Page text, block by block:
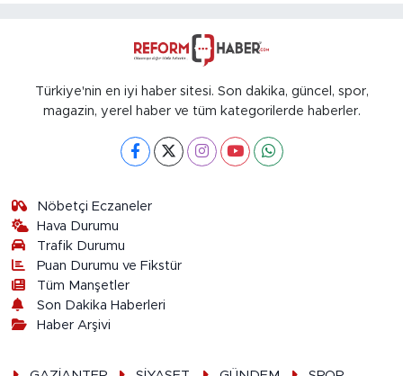
Türkiye'nin en iyi haber sitesi. Son dakika, güncel, spor,
magazin, yerel haber ve tüm kategorilerde haberler.
Nöbetçi Eczaneler
Hava Durumu
Trafik Durumu
Puan Durumu ve Fikstür
Tüm Manşetler
Son Dakika Haberleri
Haber Arşivi